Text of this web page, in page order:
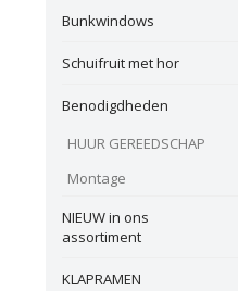
Bunkwindows
Schuifruit met hor
Benodigdheden
HUUR GEREEDSCHAP
Montage
NIEUW in ons
assortiment
KLAPRAMEN